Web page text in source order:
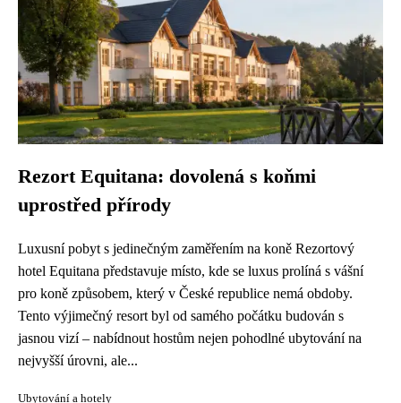
Rezort Equitana: dovolená s koňmi
uprostřed přírody
Luxusní pobyt s jedinečným zaměřením na koně Rezortový
hotel Equitana představuje místo, kde se luxus prolíná s vášní
pro koně způsobem, který v České republice nemá obdoby.
Tento výjimečný resort byl od samého počátku budován s
jasnou vizí – nabídnout hostům nejen pohodlné ubytování na
nejvyšší úrovni, ale...
Ubytování a hotely